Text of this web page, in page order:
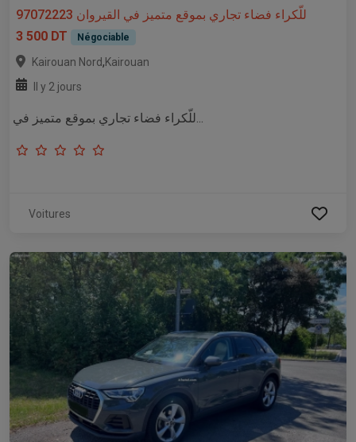
للّكراء فضاء تجاري بموقع متميز في القيروان 97072223
3 500 DT
Négociable
Kairouan Nord,Kairouan
Il y 2 jours
للّكراء فضاء تجاري بموقع متميز في...
Voitures